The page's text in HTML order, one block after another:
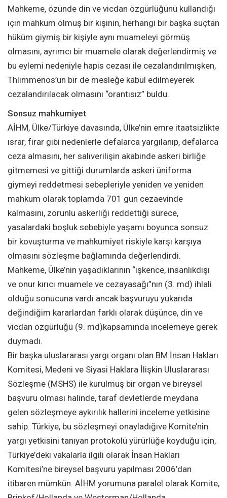
Mahkeme, özünde din ve vicdan özgürlüğünü kullandığı
için mahkum olmuş bir kişinin, herhangi bir başka suçtan
hüküm giymiş bir kişiyle aynı muameleyi görmüş
olmasını, ayrımcı bir muamele olarak değerlendirmiş ve
bu eylemi nedeniyle hapis cezası ile cezalandırılmışken,
Thlimmenos’un bir de mesleğe kabul edilmeyerek
cezalandırılacak olmasını “orantısız” buldu.
Sonsuz mahkumiyet
AİHM, Ülke/Türkiye davasında, Ülke’nin emre itaatsizlikte
ısrar, firar gibi nedenlerle defalarca yargılanıp, defalarca
ceza almasını, her salıverilişin akabinde askeri birliğe
gitmemesi ve gittiği durumlarda askeri üniforma
giymeyi reddetmesi sebepleriyle yeniden ve yeniden
mahkum olarak toplamda 701 gün cezaevinde
kalmasını, zorunlu askerliği reddettiği sürece,
yasalardaki boşluk sebebiyle yaşamı boyunca sonsuz
bir kovuşturma ve mahkumiyet riskiyle karşı karşıya
olmasını sözleşme bağlamında değerlendirdi.
Mahkeme, Ülke’nin yaşadıklarının “işkence, insanlıkdışı
ve onur kırıcı muamele ve cezayasağı”nın (3. md) ihlali
olduğu sonucuna vardı ancak başvuruyu yukarıda
değindiğim kararlardan farklı olarak düşünce, din ve
vicdan özgürlüğü (9. md)kapsamında incelemeye gerek
duymadı.
Bir başka uluslararası yargı organı olan BM İnsan Hakları
Komitesi, Medeni ve Siyasi Haklara İlişkin Uluslararası
Sözleşme (MSHS) ile kurulmuş bir organ ve bireysel
başvuru olması halinde, taraf devletlerde meydana
gelen sözleşmeye aykırılık hallerini inceleme yetkisine
sahip. Türkiye, bu sözleşmeyi onayladığıve Komite’nin
yargı yetkisini tanıyan protokolü yürürlüğe koyduğu için,
Türkiye’deki vakalarla ilgili olarak İnsan Hakları
Komitesi’ne bireysel başvuru yapılması 2006’dan
itibaren mümkün. AİHM yorumuna paralel olarak Komite,